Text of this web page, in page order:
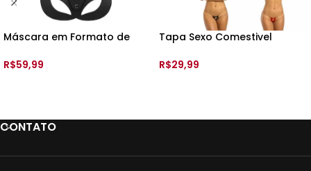
Máscara em Formato de
R$59,99
Tapa Sexo Comestivel
R$29,99
CONTATO